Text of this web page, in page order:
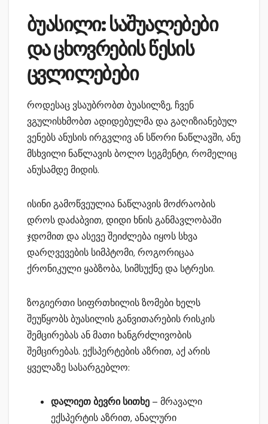
ბუასილი: საშუალებები
და ცხოვრების წესის
ცვლილებები
როდესაც ვსაუბრობთ ბუასილზე, ჩვენ
ვგულისხმობთ ადიდებულმა და გაღიზიანებულ
ვენებს ანუსის ირგვლივ ან სწორი ნაწლავში, ანუ
მსხვილი ნაწლავის ბოლო სეგმენტი, რომელიც
ანუსამდე მიდის.
ისინი გამოწვეულია ნაწლავის მოძრაობის
დროს დაძაბვით, დიდი ხნის განმავლობაში
ჯდომით და ასევე შეიძლება იყოს სხვა
დარღვევების სიმპტომი, როგორიცაა
ქრონიკული ყაბზობა, სიმსუქნე და სტრესი.
ზოგიერთი სიფრთხილის ზომები ხელს
შეუწყობს ბუასილის განვითარების რისკის
შემცირებას ან მათი ხანგრძლივობის
შემცირებას. ექსპერტების აზრით, აქ არის
ყველაზე სასარგებლო:
დალიეთ ბევრი სითხე – მრავალი
ექსპერტის აზრით, ანალური